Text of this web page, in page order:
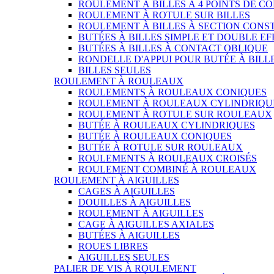
ROULEMENT À BILLES À 4 POINTS DE
ROULEMENT À ROTULE SUR BILLES
ROULEMENT À BILLES À SECTION
BUTÉES À BILLES SIMPLE ET DOUBLE
BUTÉES À BILLES À CONTACT OBLIQUE
RONDELLE D'APPUI POUR BUTÉE À
BILLES SEULES
ROULEMENT À ROULEAUX
ROULEMENTS À ROULEAUX CONIQUES
ROULEMENT À ROULEAUX
ROULEMENT À ROTULE SUR ROULEAUX
BUTÉE À ROULEAUX CYLINDRIQUES
BUTÉE À ROULEAUX CONIQUES
BUTÉE À ROTULE SUR ROULEAUX
ROULEMENTS À ROULEAUX CROISÉS
ROULEMENT COMBINÉ À ROULEAUX
ROULEMENT À AIGUILLES
CAGES À AIGUILLES
DOUILLES À AIGUILLES
ROULEMENT À AIGUILLES
CAGE À AIGUILLES AXIALES
BUTÉES À AIGUILLES
ROUES LIBRES
AIGUILLES SEULES
PALIER DE VIS À ROULEMENT